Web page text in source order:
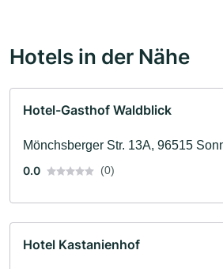
Hotels in der Nähe
Hotel-Gasthof Waldblick
Mönchsberger Str. 13A, 96515
0.0
(0)
Hotel Kastanienhof